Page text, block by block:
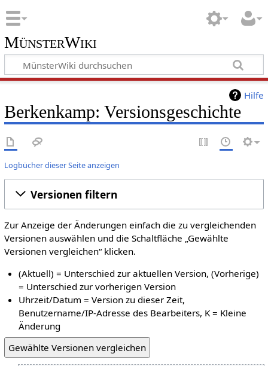
MünsterWiki
Hilfe
Berkenkamp: Versionsgeschichte
Logbücher dieser Seite anzeigen
Versionen filtern
Zur Anzeige der Änderungen einfach die zu vergleichenden
Versionen auswählen und die Schaltfläche „Gewählte
Versionen vergleichen“ klicken.
(Aktuell) = Unterschied zur aktuellen Version, (Vorherige)
= Unterschied zur vorherigen Version
Uhrzeit/Datum = Version zu dieser Zeit,
Benutzername/IP-Adresse des Bearbeiters, K = Kleine
Änderung